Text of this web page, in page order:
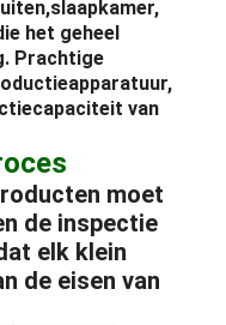
slaapkamer,
het geheel
. Prachtige
van
moet
de inspectie
elk klein
de eisen van